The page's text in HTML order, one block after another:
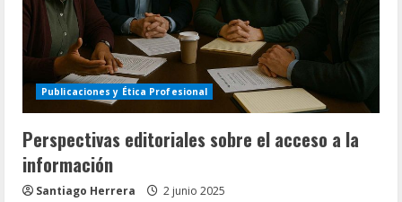
Publicaciones y Ética Profesional
Perspectivas editoriales sobre el acceso a la
información
Santiago Herrera 2 junio 2025